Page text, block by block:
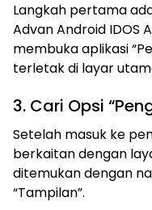
Langkah pertama
Advan Android IDOS
membuka aplikasi
terletak di layar
3. Cari Opsi
Setelah masuk ke
berkaitan dengan
ditemukan dengan
“Tampilan”.